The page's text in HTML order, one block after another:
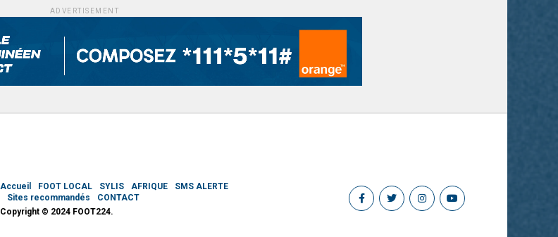
ADVERTISEMENT
Accueil FOOT LOCAL SYLIS AFRIQUE
SMS ALERTE
Sites recommandés
CONTACT
Copyright © 2024 FOOT224.